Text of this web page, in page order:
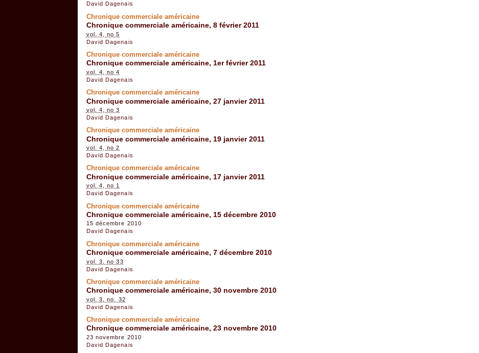
David Dagenais
Chronique commerciale américaine
Chronique commerciale américaine, 8 février 2011
vol. 4, no 5
David Dagenais
Chronique commerciale américaine
Chronique commerciale américaine, 1er février 2011
vol. 4, no 4
David Dagenais
Chronique commerciale américaine
Chronique commerciale américaine, 27 janvier 2011
vol. 4, no 3
David Dagenais
Chronique commerciale américaine
Chronique commerciale américaine, 19 janvier 2011
vol. 4, no 2
David Dagenais
Chronique commerciale américaine
Chronique commerciale américaine, 17 janvier 2011
vol. 4, no 1
David Dagenais
Chronique commerciale américaine
Chronique commerciale américaine, 15 décembre 2010
15 décembre 2010
David Dagenais
Chronique commerciale américaine
Chronique commerciale américaine, 7 décembre 2010
vol. 3, no 33
David Dagenais
Chronique commerciale américaine
Chronique commerciale américaine, 30 novembre 2010
vol. 3, no. 32
David Dagenais
Chronique commerciale américaine
Chronique commerciale américaine, 23 novembre 2010
23 novembre 2010
David Dagenais